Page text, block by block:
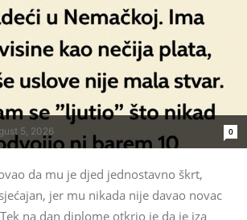
5, 2026 0
da mu je djed jednostavno škrt,
jer mu nikada nije davao novac
na dan diplome otkrio je da je iza